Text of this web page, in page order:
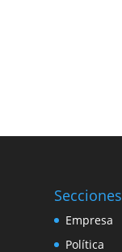
Secciones
Empresa
Política